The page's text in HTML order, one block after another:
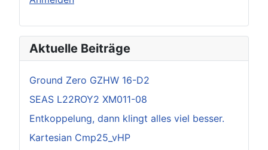
Aktuelle Beiträge
Ground Zero GZHW 16-D2
SEAS L22ROY2 XM011-08
Entkoppelung, dann klingt alles viel besser.
Kartesian Cmp25_vHP